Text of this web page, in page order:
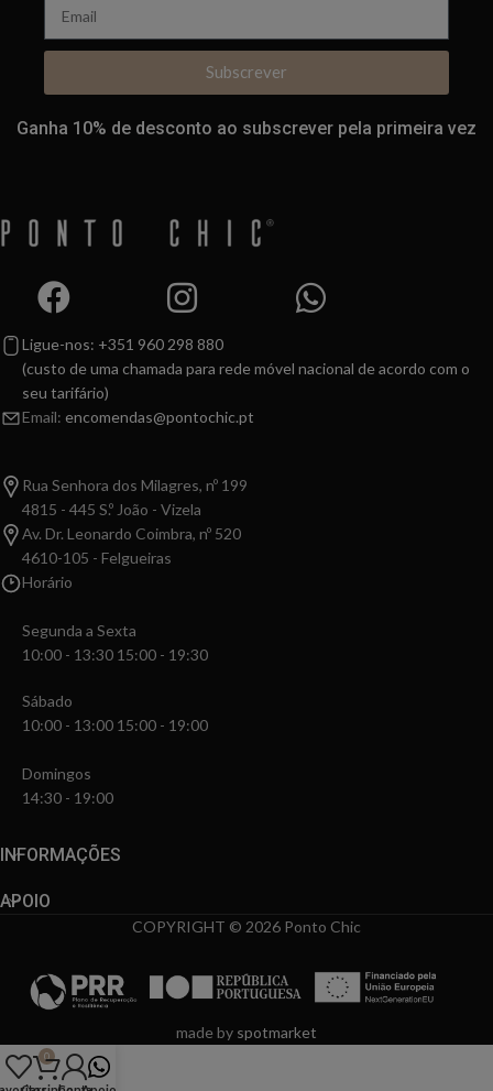
Subscrever
Ganha 10% de desconto ao subscrever pela primeira vez
Ligue-nos: +351 960 298 880
(custo de uma chamada para rede móvel nacional de acordo com o
seu tarifário)
Email: encomendas@pontochic.pt
Rua Senhora dos Milagres, nº 199
4815 - 445 S.º João - Vizela
Av. Dr. Leonardo Coimbra, nº 520
4610-105 - Felgueiras
Horário
Segunda a Sexta
10:00 - 13:30 15:00 - 19:30
Sábado
10:00 - 13:00 15:00 - 19:00
Domingos
14:30 - 19:00
INFORMAÇÕES
APOIO
COPYRIGHT © 2026 Ponto Chic
made by spotmarket
0